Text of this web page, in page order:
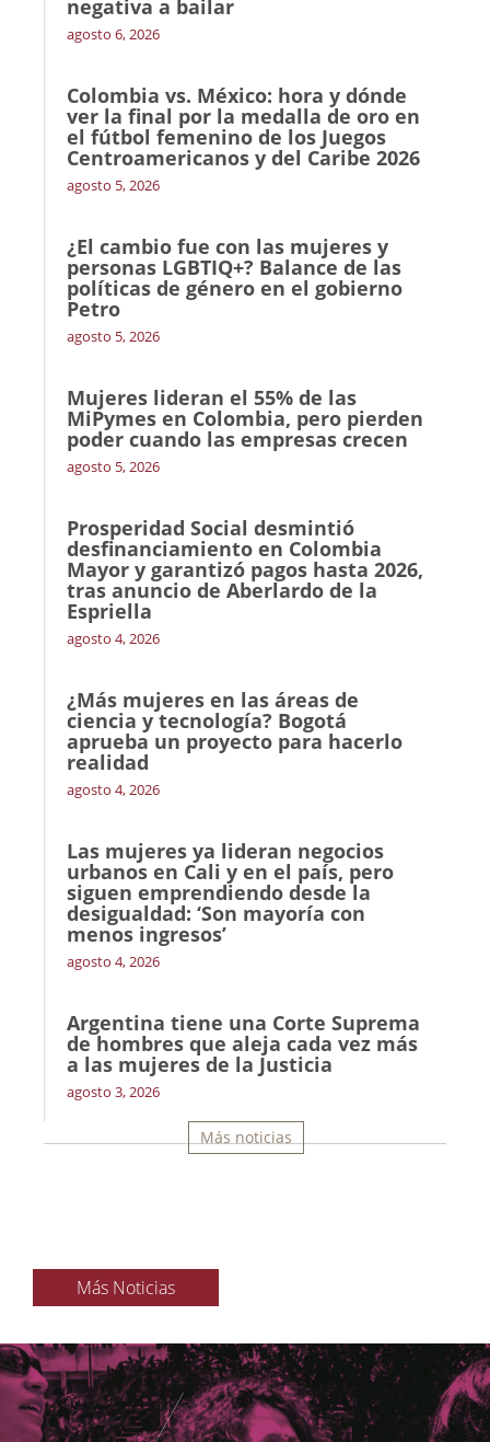
negativa a bailar
agosto 6, 2026
Colombia vs. México: hora y dónde
ver la final por la medalla de oro en
el fútbol femenino de los Juegos
Centroamericanos y del Caribe 2026
agosto 5, 2026
¿El cambio fue con las mujeres y
personas LGBTIQ+? Balance de las
políticas de género en el gobierno
Petro
agosto 5, 2026
Mujeres lideran el 55% de las
MiPymes en Colombia, pero pierden
poder cuando las empresas crecen
agosto 5, 2026
Prosperidad Social desmintió
desfinanciamiento en Colombia
Mayor y garantizó pagos hasta 2026,
tras anuncio de Aberlardo de la
Espriella
agosto 4, 2026
¿Más mujeres en las áreas de
ciencia y tecnología? Bogotá
aprueba un proyecto para hacerlo
realidad
agosto 4, 2026
Las mujeres ya lideran negocios
urbanos en Cali y en el país, pero
siguen emprendiendo desde la
desigualdad: ‘Son mayoría con
menos ingresos’
agosto 4, 2026
Argentina tiene una Corte Suprema
de hombres que aleja cada vez más
a las mujeres de la Justicia
agosto 3, 2026
Más noticias
Más Noticias